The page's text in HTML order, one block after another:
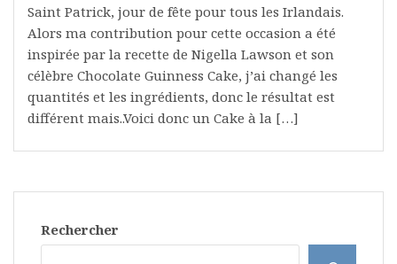
Saint Patrick, jour de fête pour tous les Irlandais.
Alors ma contribution pour cette occasion a été
inspirée par la recette de Nigella Lawson et son
célèbre Chocolate Guinness Cake, j’ai changé les
quantités et les ingrédients, donc le résultat est
différent mais..Voici donc un Cake à la […]
Rechercher